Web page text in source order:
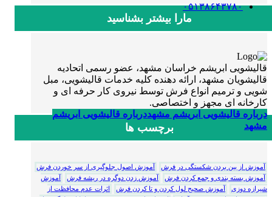
۰۵۱۳۸۶۴۳۷۸۰
مارا بیشتر بشناسید
قالیشویی ابریشم خراسان مشهد، عضو رسمی اتحادیه
قالیشویان مشهد، ارائه دهنده کلیه خدمات قالیشویی، مبل
شویی و ترمیم انواع فرش توسط نیروی کار حرفه ای و
کارخانه ای مجهز و اختصاصی.
درباره قالیشویی ابریشم مشهددرباره قالیشویی ابریشم
مشهد
برچسب ها
آموزش از بین بردن شکستگی در فرش
آموزش اصول جلوگیری از سر خوردن فرش
آموزش بسته بندی و جمع کردن فرش
آموزش زدن دوگره در ریشه فرش
آموزش
شیرازه دوزی
آموزش صحیح لول کردن و تا کردن فرش
اثرات عدم محافظت از